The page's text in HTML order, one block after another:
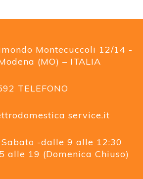
Montecuccoli 12/14 -
(MO) – ITALIA
TELEFONO
service.it
-dalle 9 alle 12:30
alle 19 (Domenica Chiuso)